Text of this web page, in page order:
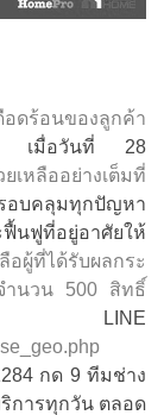
อดร้อนของลูกค้า
เมื่อวันที่ 28
เหลืออย่างเต็มที่
อบคลุมทุกปัญหา
นฟูที่อยู่อาศัยให้
อผู้ที่ได้รับผลกระ
ำนวน 500 สิทธิ์
ได้ที่: LINE
กด 9 ทีมช่าง
การทุกวัน ตลอด